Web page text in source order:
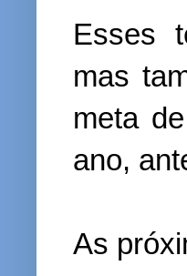
Esses
mas
meta
ano,
As